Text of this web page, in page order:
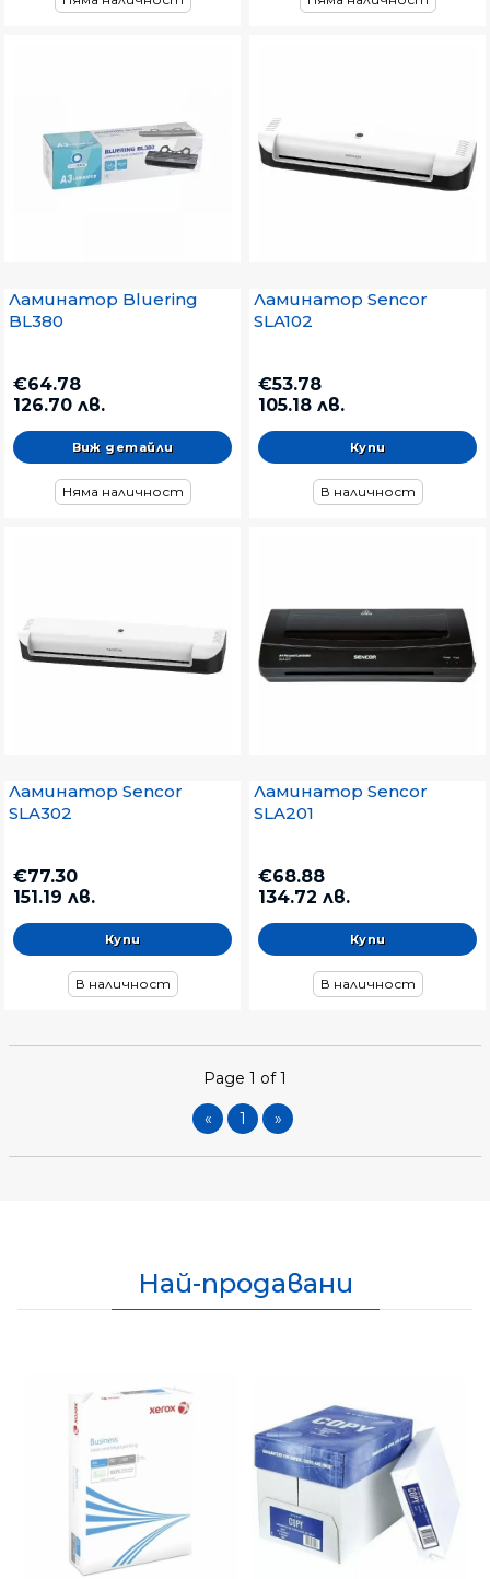
Ламинатор Bluering
BL380
€64.78
126.70 лв.
Виж детайли
Няма наличност
Ламинатор Sencor
SLA102
€53.78
105.18 лв.
В наличност
Ламинатор Sencor
SLA302
€77.30
151.19 лв.
В наличност
Ламинатор Sencor
SLA201
€68.88
134.72 лв.
В наличност
Page 1 of 1
« 1 »
Най-продавани